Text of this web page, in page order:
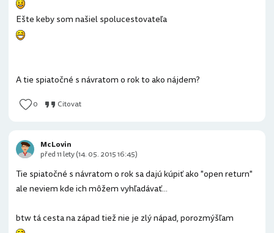
Ešte keby som našiel spolucestovateľa
A tie spiatočné s návratom o rok to ako nájdem?
0 Citovat
Tie spiatočné s návratom o rok sa dajú kúpiť ako "open return"
ale neviem kde ich môžem vyhľadávať...
btw tá cesta na západ tiež nie je zlý nápad, porozmýšľam
McLovin
před 11 lety (14. 05. 2015 16:45)